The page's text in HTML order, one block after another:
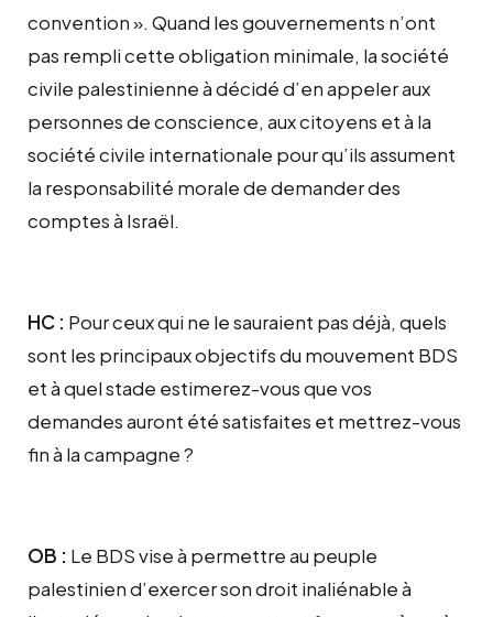
convention ». Quand les gouvernements n’ont
pas rempli cette obligation minimale, la société
civile palestinienne à décidé d’en appeler aux
personnes de conscience, aux citoyens et à la
société civile internationale pour qu’ils assument
la responsabilité morale de demander des
comptes à Israël.
HC : Pour ceux qui ne le sauraient pas déjà, quels
sont les principaux objectifs du mouvement BDS
et à quel stade estimerez-vous que vos
demandes auront été satisfaites et mettrez-vous
fin à la campagne ?
OB : Le BDS vise à permettre au peuple
palestinien d’exercer son droit inaliénable à